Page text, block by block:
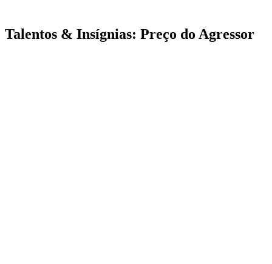
Talentos & Insígnias: Preço do Agressor